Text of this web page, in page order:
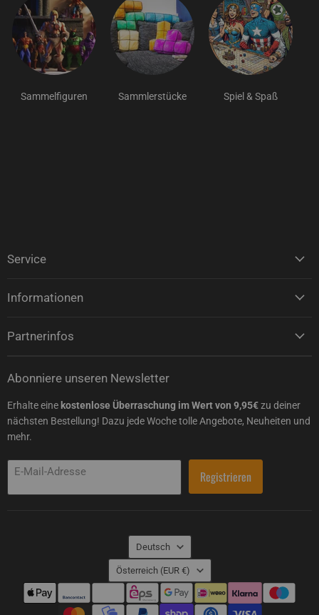
Sammelfiguren Sammlerstücke Spiel & Spaß
Service
Informationen
Partnerinfos
Abonniere unseren Newsletter
Erhalte eine kostenlose Überraschung im Wert von 9,95€zu deiner
nächsten Bestellung! Dazu jede Woche tolle Angebote, Neuheiten und
mehr.
E-Mail-Adresse Registrieren
Sprache
Deutsch
Land
Österreich (EUR €)